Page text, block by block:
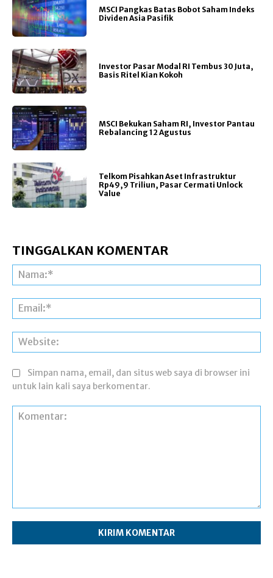
MSCI Pangkas Batas Bobot Saham Indeks
Dividen Asia Pasifik
Investor Pasar Modal RI Tembus 30 Juta,
Basis Ritel Kian Kokoh
MSCI Bekukan Saham RI, Investor Pantau
Rebalancing 12 Agustus
Telkom Pisahkan Aset Infrastruktur
Rp49,9 Triliun, Pasar Cermati Unlock
Value
TINGGALKAN KOMENTAR
Simpan nama, email, dan situs web saya di browser ini
untuk lain kali saya berkomentar.